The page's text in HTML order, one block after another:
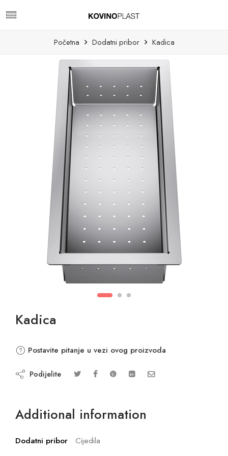
Početna Dodatni pribor Kadica
Kadica
Postavite pitanje u vezi ovog proizvoda
Podijelite
Additional information
Dodatni pribor Cijedila